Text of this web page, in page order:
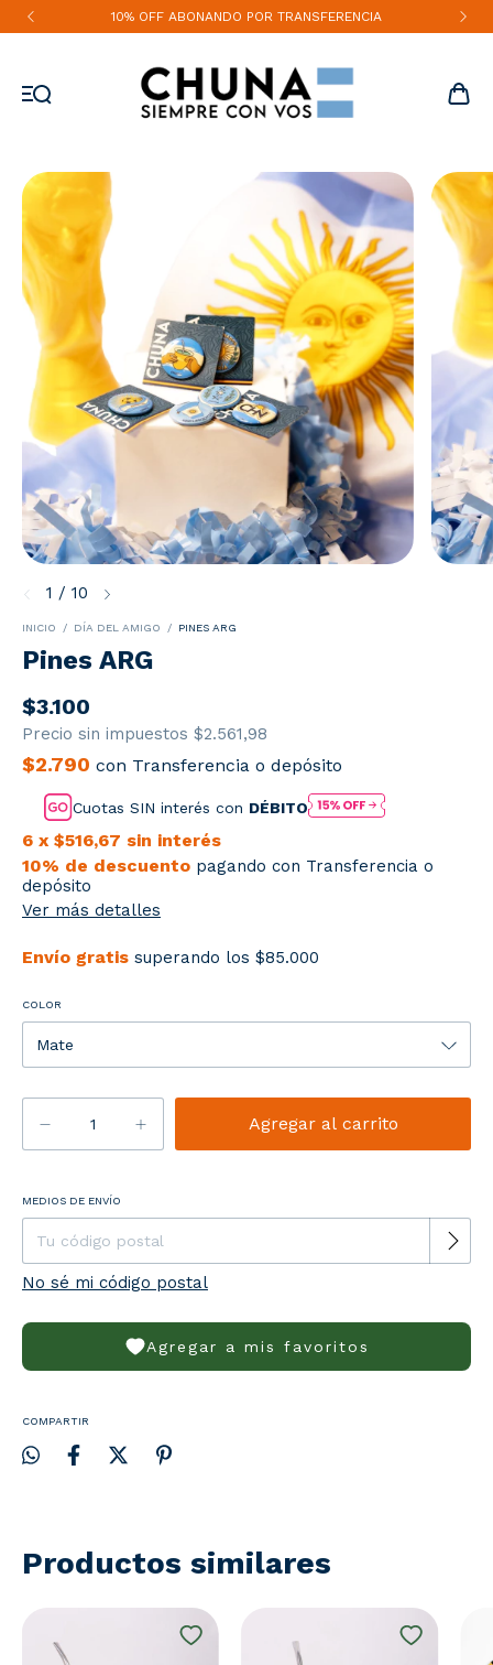
10% OFF ABONANDO POR TRANSFERENCIA
1 / 10
INICIO / DÍA DEL AMIGO / PINES ARG
Pines ARG
$3.100
Precio sin impuestos $2.561,98
$2.790 con Transferencia o depósito
Cuotas SIN interés con DÉBITO
6 x $516,67 sin interés
10% de descuento pagando con Transferencia o
depósito
Ver más detalles
Envío gratis superando los $85.000
COLOR
Entregas para el CP:
MEDIOS DE ENVÍO
No sé mi código postal
Agregar a mis favoritos
COMPARTIR
Productos similares